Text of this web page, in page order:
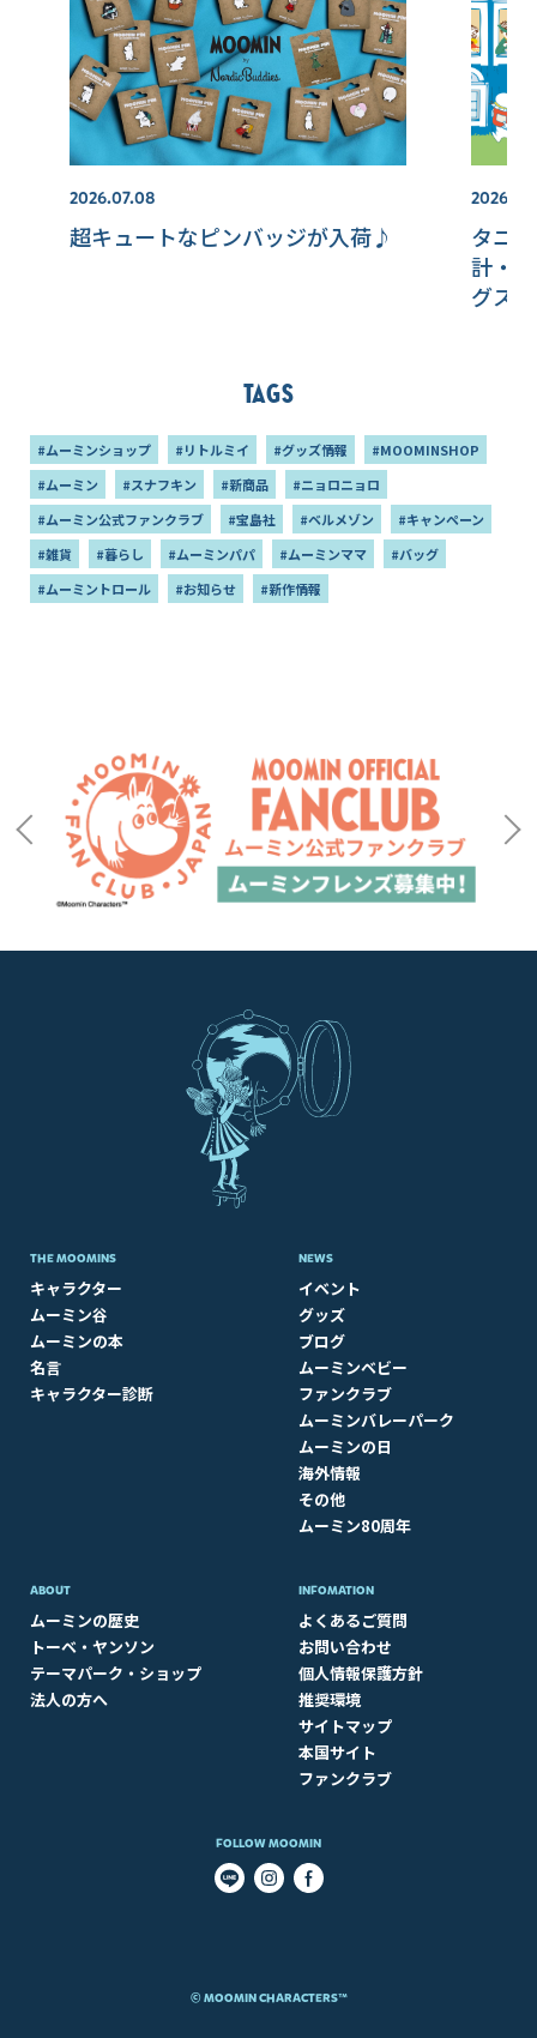
2026.07.08
超キュートなピンバッジが入荷♪
タニ
計・
グス
Tags
#ムーミンショップ #リトルミイ #グッズ情報
#MOOMINSHOP
#ムーミン
#スナフキン #新商品
#ニョロニョロ
#ムーミン公式ファンクラブ
#宝島社 #ベルメゾン
#キャンペーン
#雑貨
#暮らし #ムーミンパパ #ムーミンママ
#バッグ
#ムーミントロール
#お知らせ #新作情報
THE MOOMINS
キャラクター
ムーミン谷
ムーミンの本
名言
キャラクター診断
NEWS
イベント
グッズ
ブログ
ムーミンベビー
ファンクラブ
ムーミンバレーパーク
ムーミンの日
海外情報
その他
ムーミン80周年
ABOUT​
ムーミンの歴史
トーベ・ヤンソン
テーマパーク・ショップ
法人の方へ
INFOMATION
よくあるご質問
お問い合わせ
個人情報保護方針
推奨環境
サイトマップ
本国サイト
ファンクラブ
FOLLOW MOOMIN
© MOOMIN CHARACTERS™​